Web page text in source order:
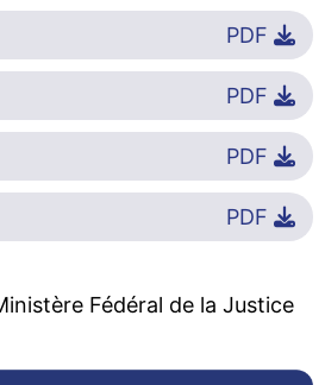
PDF
PDF
PDF
PDF
Fédéral de la Justice